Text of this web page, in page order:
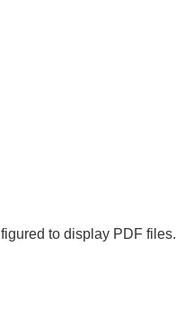
to display PDF files.